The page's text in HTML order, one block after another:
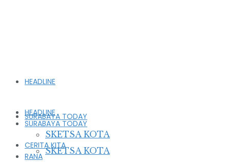
HEADLINE
SURABAYA TODAY
SKETSA KOTA
HEADLINE
SURABAYA TODAY
SKETSA KOTA
CERITA KITA
RANA